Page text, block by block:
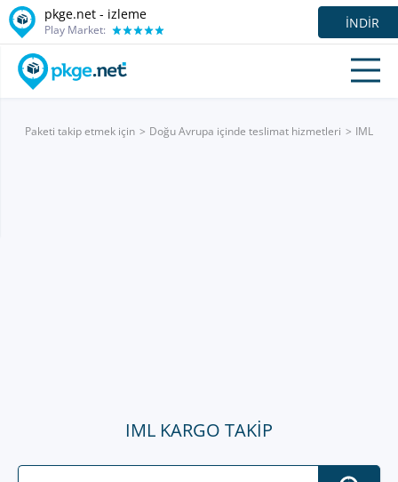
pkge.net - izleme
Play Market: İNDIR
Paketi takip etmek için Doğu Avrupa içinde teslimat hizmetleri IML
IML KARGO TAKIP